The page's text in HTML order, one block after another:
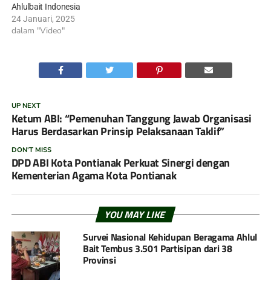
Ahlulbait Indonesia
24 Januari, 2025
dalam "Video"
UP NEXT
Ketum ABI: “Pemenuhan Tanggung Jawab Organisasi
Harus Berdasarkan Prinsip Pelaksanaan Taklif”
DON'T MISS
DPD ABI Kota Pontianak Perkuat Sinergi dengan
Kementerian Agama Kota Pontianak
YOU MAY LIKE
Survei Nasional Kehidupan Beragama Ahlul
Bait Tembus 3.501 Partisipan dari 38
Provinsi